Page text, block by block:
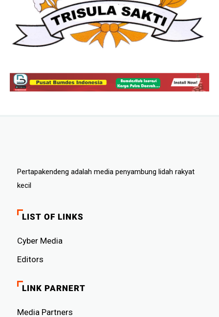
Pertapakendeng adalah media penyambung lidah rakyat
kecil
LIST OF LINKS
Cyber ​​Media
Editors
LINK PARNERT
Media Partners